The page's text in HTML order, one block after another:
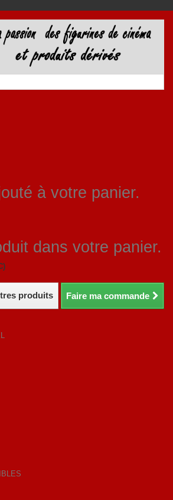
à votre panier.
dans votre panier.
produits Faire ma commande